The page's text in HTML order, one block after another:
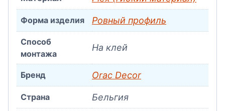
Форма изделия Ровный профиль
Способ
монтажа
На клей
Бренд Orac Decor
Страна Бельгия